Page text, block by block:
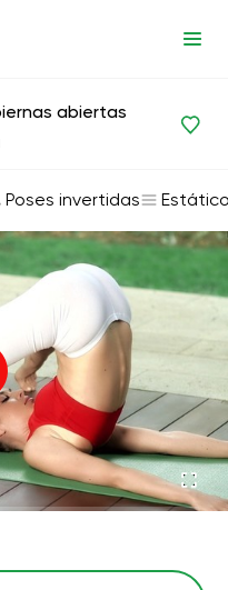
abiertas
Poses invertidas